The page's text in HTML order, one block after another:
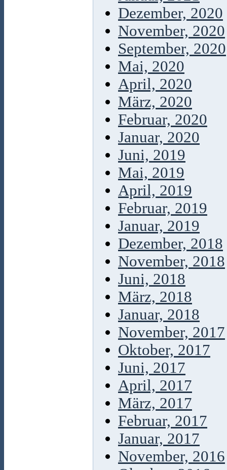
Dezember, 2020
November, 2020
September, 2020
Mai, 2020
April, 2020
März, 2020
Februar, 2020
Januar, 2020
Juni, 2019
Mai, 2019
April, 2019
Februar, 2019
Januar, 2019
Dezember, 2018
November, 2018
Juni, 2018
März, 2018
Januar, 2018
November, 2017
Oktober, 2017
Juni, 2017
April, 2017
März, 2017
Februar, 2017
Januar, 2017
November, 2016